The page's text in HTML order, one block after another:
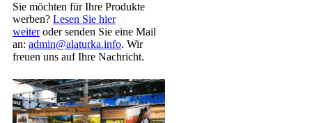
Sie möchten für Ihre Produkte
werben? Lesen Sie hier
weiteroder senden Sie eine Mail
an: admin@alaturka.info. Wir
freuen uns auf Ihre Nachricht.